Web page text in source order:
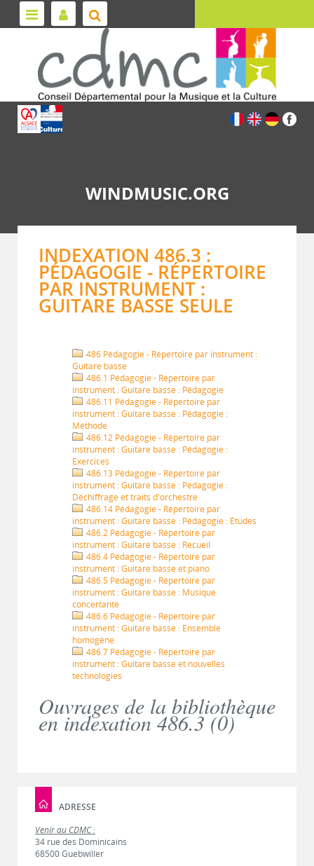
WINDMUSIC.ORG
INDEXATION 486.3 :
PÉDAGOGIE - RÉPERTOIRE
PAR INSTRUMENT :
GUITARE BASSE SEULE
486 Pédagogie - Répertoire par instrument :
Guitare basse
486.1 Pédagogie - Répertoire par
instrument : Guitare basse : Pédagogie
486.11 Pédagogie - Répertoire par
instrument : Guitare basse : Pédagogie :
Méthode
486.12 Pédagogie - Répertoire par
instrument : Guitare basse : Pédagogie :
Exercices
486.13 Pédagogie - Répertoire par
instrument : Guitare basse : Pédagogie :
Déchiffrage et traits d'orchestre
486.14 Pédagogie - Répertoire par
instrument : Guitare basse : Pédagogie : Études
486.2 Pédagogie - Répertoire par
instrument : Guitare basse : Recueil
486.4 Pédagogie - Répertoire par
instrument : Guitare basse et piano
486.5 Pédagogie - Répertoire par
instrument : Guitare basse : Musique
concertante
486.6 Pédagogie - Répertoire par
instrument : Guitare basse : Ensemble
homogène
486.7 Pédagogie - Répertoire par
instrument : Guitare basse et nouvelles
technologies
Ouvrages de la bibliothèque
en indexation 486.3 (0)
ADRESSE
Venir au CDMC :
34 rue des Dominicains
68500 Guebwiller